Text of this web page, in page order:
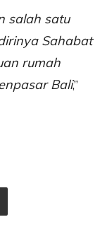
salah satu
Sahabat
rumah
Bali,”